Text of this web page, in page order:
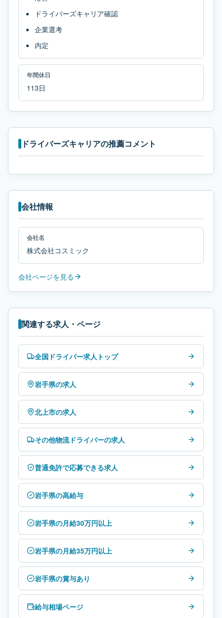
ドライバーズキャリア確認
企業選考
内定
年間休日
113日
ドライバーズキャリアの推薦コメント
会社情報
会社名
株式会社コスミック
会社ページを見る
関連する求人・ページ
全国ドライバー求人トップ
岩手県の求人
北上市の求人
その他物流ドライバーの求人
普通免許で応募できる求人
岩手県の高給与
岩手県の月給30万円以上
岩手県の月給35万円以上
岩手県の賞与あり
給与相場ページ